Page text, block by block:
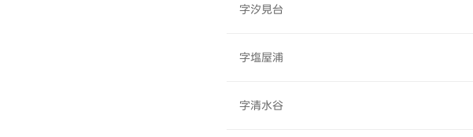
字汐見台
字塩屋浦
字清水谷